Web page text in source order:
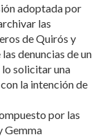
adoptada por
las
de Quirós y
denuncias de un
solicitar una
la intención de
por las
Gemma